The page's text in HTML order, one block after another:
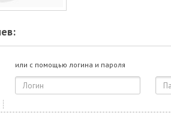
или с помощью логина и пароля